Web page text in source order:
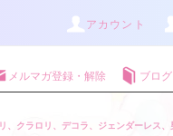
アカウント
メルマガ登録・解除 ブログ
クラロリ、デコラ、ジェンダーレス、